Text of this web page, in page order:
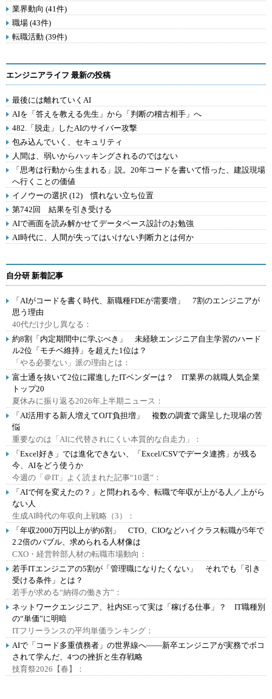
業界動向 (41件)
職場 (43件)
転職活動 (39件)
エンジニアライフ 最新の投稿
最後には離れていくAI
AIを「答えを教える先生」から「判断の稽古相手」へ
482.「脱走」したAIのサイバー攻撃
包み込んでいく、セキュリティ
人間は、弱いからハッキングされるのではない
「思考は行動から生まれる」説。20年コードを書いて悟った、建設現場
へ行くことの価値
イノウーの選択 (12) 慣れない立ち位置
第742回 結果を引き受ける
AIで画面を読み解かせてデータベース設計のお勉強
AI時代に、人間が失ってはいけない判断力とは何か
自分研 新着記事
「AIがコードを書く時代、新職種FDEが需要増」 7割のエンジニアが
思う理由
40代だけ少し異なる：
約8割「内定期間中に学ぶべき」 未経験エンジニア自主学習のハード
ル2位「モチベ維持」を超えた1位は？
「やる必要ない」派の理由とは：
富士通を抜いて2位に躍進したITベンダーは？ IT業界の就職人気企業
トップ20
夏休みに振り返る2026年上半期ニュース：
「AI活用する新人増えてOJT負担増」 複数の調査で露呈した現場の苦
悩
重要なのは「AIに代替されにくい本質的な自走力」：
「Excel好き」では進化できない、「Excel/CSVでデータ連携」が残る
今、AIをどう使うか
今週の「＠IT」よく読まれた記事“10選”：
「AIで何を変えたの？」と問われる今、転職で年収が上がる人／上がら
ない人
生成AI時代の年収向上戦略（3）：
「年収2000万円以上が約6割」 CTO、CIOなどハイクラス転職が5年で
2.2倍のバブル、求められる人材像は
CXO・経営幹部人材の転職市場動向：
若手ITエンジニアの5割が「管理職になりたくない」 それでも「引き
受ける条件」とは？
若手が求める“納得の働き方”：
ネットワークエンジニア、社内SEって実は「稼げる仕事」？ IT職種別
の“単価”に明暗
ITフリーランスの平均単価ランキング：
AIで「コード多重債務者」の世界線へ――新卒エンジニアが実務でボコ
されて学んだ、4つの挫折と生存戦略
技育祭2026【春】：